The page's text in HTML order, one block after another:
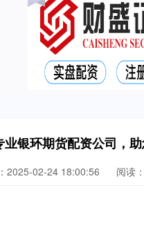
银环期货配资公司，
2025-02-24 18:00:56 阅读